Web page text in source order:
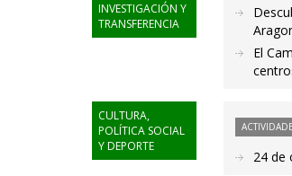
INVESTIGACIÓN Y
TRANSFERENCIA
El
CULTURA,
POLÍTICA SOCIAL
Y DEPORTE
24 de